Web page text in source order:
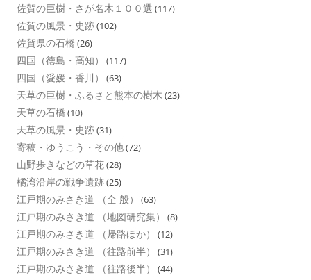
佐賀の巨樹・さが名木１００選 (117)
佐賀の風景・史跡(102)
佐賀県の石橋 (26)
四国（徳島・高知） (117)
四国（愛媛・香川） (63)
天草の巨樹・ふるさと熊本の樹木 (23)
天草の石橋 (10)
天草の風景・史跡(31)
寄稿・ゆうこう・その他(72)
山野歩きなどの草花(28)
橘湾沿岸の戦争遺跡(25)
江戸期のみさき道 （全 般） (63)
江戸期のみさき道 （地図研究集） (8)
江戸期のみさき道 （帰路ほか） (12)
江戸期のみさき道 （往路前半） (31)
江戸期のみさき道 （往路後半） (44)